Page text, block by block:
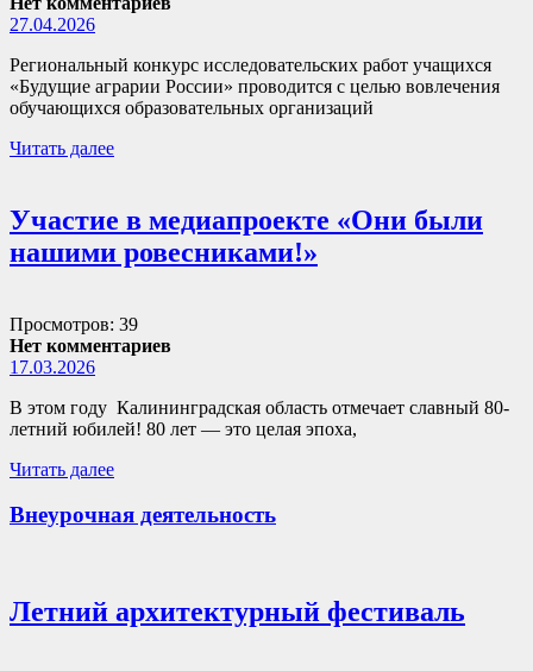
27.04.2026
Региональный конкурс исследовательских работ учащихся
«Будущие аграрии России» проводится с целью вовлечения
обучающихся образовательных организаций
Читать далее
Участие в медиапроекте «Они были
нашими ровесниками!»
Просмотров: 39
Нет комментариев
17.03.2026
В этом году Калининградская область отмечает славный 80-
летний юбилей! 80 лет — это целая эпоха,
Читать далее
Внеурочная деятельность
Летний архитектурный фестиваль